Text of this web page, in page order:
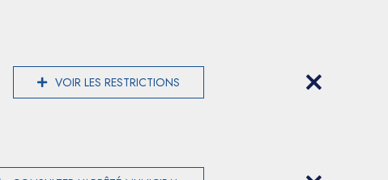
VOIR LES RESTRICTIONS